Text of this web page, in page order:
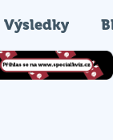
Výsledky